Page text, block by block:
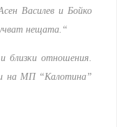
Василев и Бойко
нещата.“
близки отношения.
на МП “Калотина”